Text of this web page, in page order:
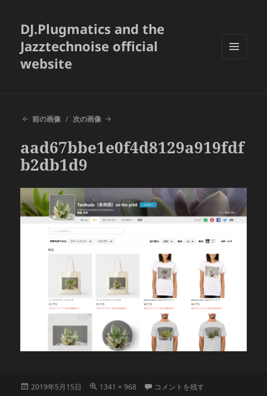
DJ.Plugmatics and the
Jazztechnoise official
website
前の画像 次の画像
aad67bbe1e0f4d8129a919fdf
b2db1d9
投
2019年5月15日
フ
1341 × 968 コメントを残す